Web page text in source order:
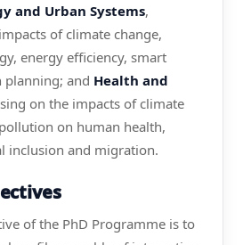
and Urban Systems,
of climate change,
energy efficiency, smart
planning; and Health and
on the impacts of climate
on human health,
inclusion and migration.
of the PhD Programme is to